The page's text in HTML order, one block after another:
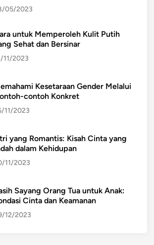
05/2023
untuk Memperoleh Kulit Putih
Sehat dan Bersinar
11/2023
Kesetaraan Gender Melalui
contoh Konkret
11/2023
yang Romantis: Kisah Cinta yang
dalam Kehidupan
11/2023
Sayang Orang Tua untuk Anak:
Cinta dan Keamanan
12/2023